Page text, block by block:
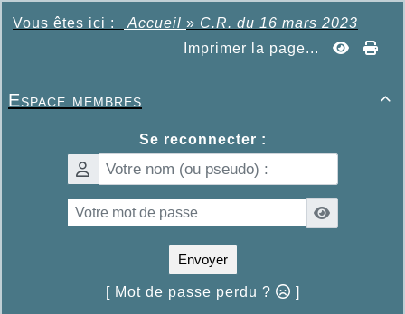
Vous êtes ici : Accueil » C.R. du 16 mars 2023
Imprimer la page...

Espace membres
Se reconnecter :
Envoyer
[ Mot de passe perdu ? ]